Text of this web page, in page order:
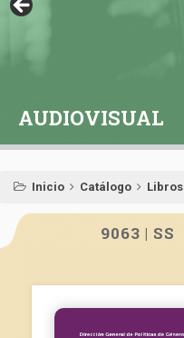
AUDIOVISUAL
Inicio Catálogo Libros
9063 | SS